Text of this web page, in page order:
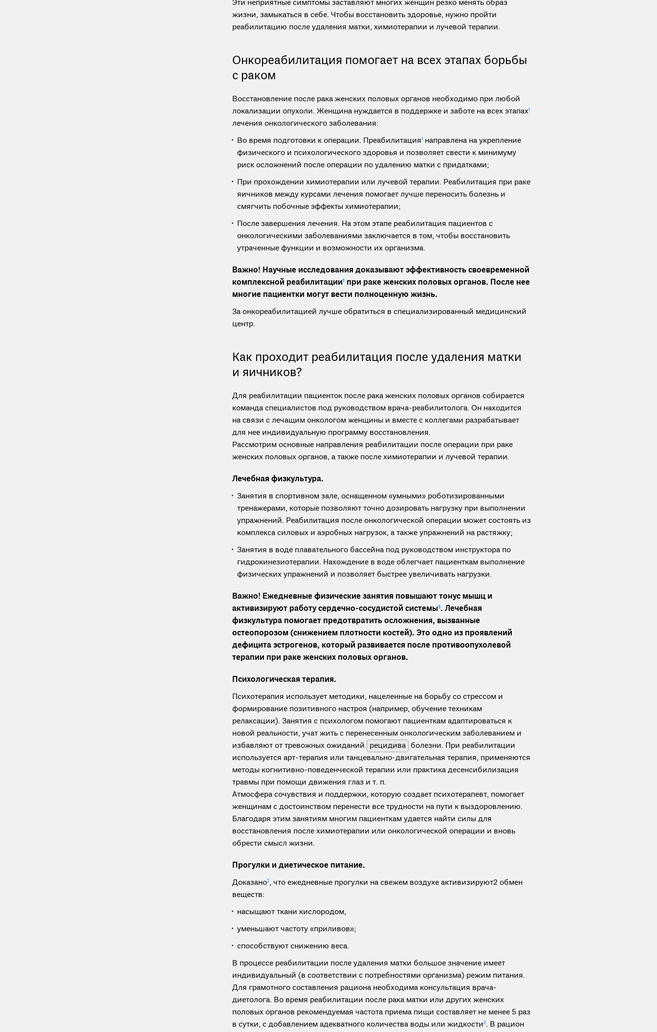
Эти неприятные симптомы заставляют многих женщин резко менять образ
жизни, замыкаться в себе. Чтобы восстановить здоровье, нужно пройти
реабилитацию после удаления матки, химиотерапии и лучевой терапии.
Онкореабилитация помогает на всех этапах борьбы
с раком
Восстановление после рака женских половых органов необходимо при любой
локализации опухоли. Женщина нуждается в поддержке и заботе на всех этапах1
лечения онкологического заболевания:
Во время подготовки к операции. Преабилитация1направлена на укрепление
физического и психологического здоровья и позволяет свести к минимуму
риск осложнений после операции по удалению матки с придатками;
При прохождении химиотерапии или лучевой терапии. Реабилитация при раке
яичников между курсами лечения помогает лучше переносить болезнь и
смягчить побочные эффекты химиотерапии;
После завершения лечения. На этом этапе реабилитация пациентов с
онкологическими заболеваниями заключается в том, чтобы восстановить
утраченные функции и возможности их организма.
Важно! Научные исследования доказывают эффективность своевременной
комплексной реабилитации1 при раке женских половых органов. После нее
многие пациентки могут вести полноценную жизнь.
За онкореабилитацией лучше обратиться в специализированный медицинский
центр.
Как проходит реабилитация после удаления матки
и яичников?
Для реабилитации пациенток после рака женских половых органов собирается
команда специалистов под руководством врача-реабилитолога. Он находится
на связи с лечащим онкологом женщины и вместе с коллегами разрабатывает
для нее индивидуальную программу восстановления.
Рассмотрим основные направления реабилитации после операции при раке
женских половых органов, а также после химиотерапии и лучевой терапии.
Лечебная физкультура.
Занятия в спортивном зале, оснащенном «умными» роботизированными
тренажерами, которые позволяют точно дозировать нагрузку при выполнении
упражнений. Реабилитация после онкологической операции может состоять из
комплекса силовых и аэробных нагрузок, а также упражнений на растяжку;
Занятия в воде плавательного бассейна под руководством инструктора по
гидрокинезиотерапии. Нахождение в воде облегчает пациенткам выполнение
физических упражнений и позволяет быстрее увеличивать нагрузки.
Важно! Ежедневные физические занятия повышают тонус мышц и
активизируют работу сердечно-сосудистой системы3. Лечебная
физкультура помогает предотвратить осложнения, вызванные
остеопорозом (снижением плотности костей). Это одно из проявлений
дефицита эстрогенов, который развивается после противоопухолевой
терапии при раке женских половых органов.
Психологическая терапия.
Психотерапия использует методики, нацеленные на борьбу со стрессом и
формирование позитивного настроя (например, обучение техникам
релаксации). Занятия с психологом помогают пациенткам адаптироваться к
новой реальности, учат жить с перенесенным онкологическим заболеванием и
избавляют от тревожных ожиданий рецидива болезни. При реабилитации
используется арт-терапия или танцевально-двигательная терапия, применяются
методы когнитивно-поведенческой терапии или практика десенсибилизация
травмы при помощи движения глаз и т. п.
Атмосфера сочувствия и поддержки, которую создает психотерапевт, помогает
женщинам с достоинством перенести все трудности на пути к выздоровлению.
Благодаря этим занятиям многим пациенткам удается найти силы для
восстановления после химиотерапии или онкологической операции и вновь
обрести смысл жизни.
Прогулки и диетическое питание.
Доказано2, что ежедневные прогулки на свежем воздухе активизируют2 обмен
веществ:
насыщают ткани кислородом,
уменьшают частоту «приливов»;
способствуют снижению веса.
В процессе реабилитации после удаления матки большое значение имеет
индивидуальный (в соответствии с потребностями организма) режим питания.
Для грамотного составления рациона необходима консультация врача-
диетолога. Во время реабилитации после рака матки или других женских
половых органов рекомендуемая частота приема пищи составляет не менее 5 раз
в сутки, с добавлением адекватного количества воды или жидкости2. В рацион